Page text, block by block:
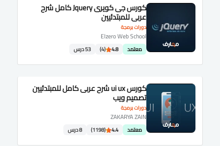
دورات برمجة
كورس جى كويرى Jquery كامل شرح
عربى للمبتدئيين
Elzero Web School
معتمد 4.8
(4) 53 درس
دورات برمجة
كورس ui ux شرح عربى كامل للمبتدئيين
تصميم ويب
ZAKARYA ZAIN
معتمد 4.4
(1198) 8 درس